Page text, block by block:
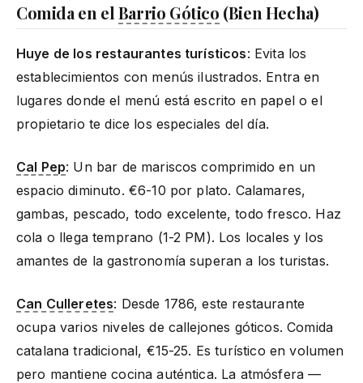
Comida en el Barrio Gótico (Bien Hecha)
Huye de los restaurantes turísticos: Evita los
establecimientos con menús ilustrados. Entra en
lugares donde el menú está escrito en papel o el
propietario te dice los especiales del día.
Cal Pep: Un bar de mariscos comprimido en un
espacio diminuto. €6-10 por plato. Calamares,
gambas, pescado, todo excelente, todo fresco. Haz
cola o llega temprano (1-2 PM). Los locales y los
amantes de la gastronomía superan a los turistas.
Can Culleretes: Desde 1786, este restaurante
ocupa varios niveles de callejones góticos. Comida
catalana tradicional, €15-25. Es turístico en volumen
pero mantiene cocina auténtica. La atmósfera —